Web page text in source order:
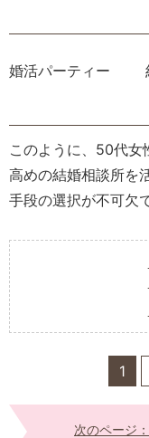
婚活パーティー
このように、50代女
高めの結婚相談所を
手段の選択が不可欠
1
次のページ